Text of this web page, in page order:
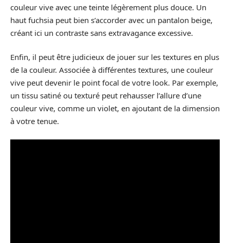
couleur vive avec une teinte légèrement plus douce. Un
haut fuchsia peut bien s’accorder avec un pantalon beige,
créant ici un contraste sans extravagance excessive.
Enfin, il peut être judicieux de jouer sur les textures en plus
de la couleur. Associée à différentes textures, une couleur
vive peut devenir le point focal de votre look. Par exemple,
un tissu satiné ou texturé peut rehausser l’allure d’une
couleur vive, comme un violet, en ajoutant de la dimension
à votre tenue.